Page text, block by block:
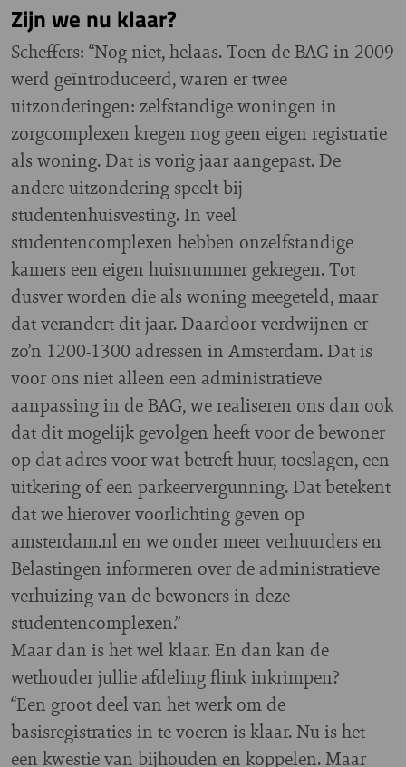
Zijn we nu klaar?
Scheffers: “Nog niet, helaas. Toen de BAG in 2009
werd geïntroduceerd, waren er twee
uitzonderingen: zelfstandige woningen in
zorgcomplexen kregen nog geen eigen registratie
als woning. Dat is vorig jaar aangepast. De
andere uitzondering speelt bij
studentenhuisvesting. In veel
studentencomplexen hebben onzelfstandige
kamers een eigen huisnummer gekregen. Tot
dusver worden die als woning meegeteld, maar
dat verandert dit jaar. Daardoor verdwijnen er
zo’n 1200-1300 adressen in Amsterdam. Dat is
voor ons niet alleen een administratieve
aanpassing in de BAG, we realiseren ons dan ook
dat dit mogelijk gevolgen heeft voor de bewoner
op dat adres voor wat betreft huur, toeslagen, een
uitkering of een parkeervergunning. Dat betekent
dat we hierover voorlichting geven op
amsterdam.nl en we onder meer verhuurders en
Belastingen informeren over de administratieve
verhuizing van de bewoners in deze
studentencomplexen.”
Maar dan is het wel klaar. En dan kan de
wethouder jullie afdeling flink inkrimpen?
“Een groot deel van het werk om de
basisregistraties in te voeren is klaar. Nu is het
een kwestie van bijhouden en koppelen. Maar